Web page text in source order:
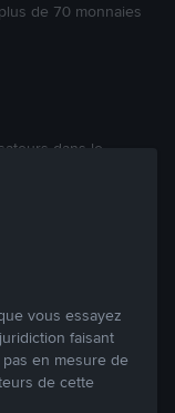
de 70 monnaies
dans le
plus de 800 modes
utilisateurs peuvent
définissant leurs prix
vous essayez
faisant
en mesure de
de cette